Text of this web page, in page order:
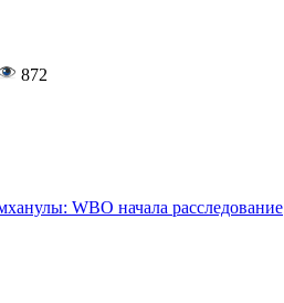
872
WBO начала расследование